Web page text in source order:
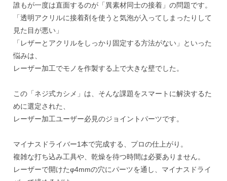
誰もが一度は直面するのが「異素材同士の接着」の問題です。
「透明アクリルに接着剤を使うと気泡が入ってしまったりして
見た目が悪い」
「レザーとアクリルをしっかり固定する方法がない」といった
悩みは、
レーザー加工でモノを作製する上で大きな壁でした。
この「ネジ式カシメ」は、そんな課題をスマートに解決するた
めに選定された、
レーザー加工ユーザー必見のジョイントパーツです。
マイナスドライバー1本で完成する、プロの仕上がり。
複雑な打ち込み工具や、乾燥を待つ時間は必要ありません。
レーザーで開けたφ4mmの穴にパーツを通し、マイナスドライ